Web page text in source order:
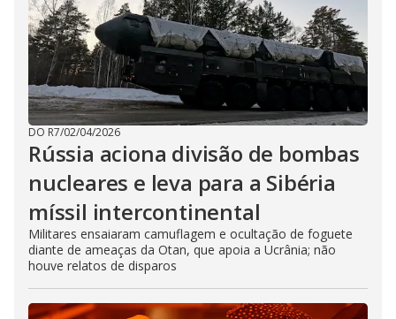
DO R7/02/04/2026
Rússia aciona divisão de bombas
nucleares e leva para a Sibéria
míssil intercontinental
Militares ensaiaram camuflagem e ocultação de foguete
diante de ameaças da Otan, que apoia a Ucrânia; não
houve relatos de disparos